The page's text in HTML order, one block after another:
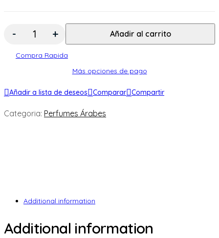
Cantidad:
Añadir al carrito
Compra Rapida
Más opciones de pago
Añadir a lista de deseos Comparar Compartir
Categoria: Perfumes Árabes
Additional information
Additional information